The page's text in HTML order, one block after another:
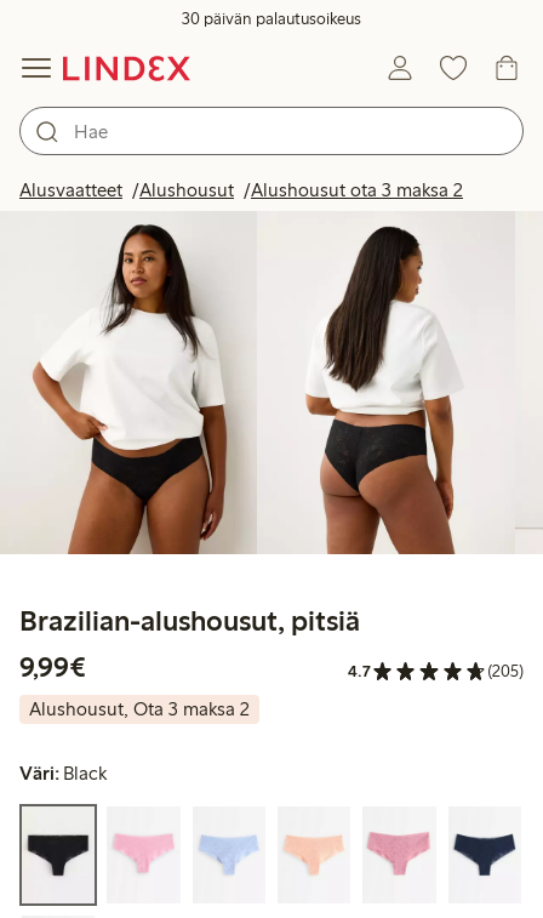
30 päivän palautusoikeus
Alusvaatteet Alushousut Alushousut ota 3 maksa 2
Tuotteet kuvassa
Brazilian-alushousut, pitsiä
9,99€
4.7 (205)
Alushousut, Ota 3 maksa 2
Väri: Black